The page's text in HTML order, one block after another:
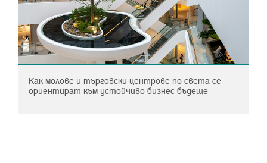
Как молове и търговски центрове по света се
ориентират към устойчиво бизнес бъдеще